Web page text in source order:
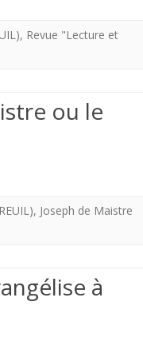
, Revue "Lecture et
ou le
, Joseph de Maistre
à